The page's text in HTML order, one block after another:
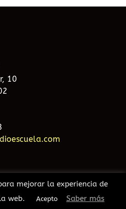
10
web Sevilla
mejorar la experiencia de
web.
Acepto Saber más